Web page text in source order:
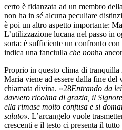
certo è fidanzata ad un membro
non ha in sé alcuna peculiare
è poi un altro aspetto importante:
L’utilizzazione lucana nel passo in
sorta: è sufficiente un confronto
indica una fanciulla che nonha
Proprio in questo clima di
Maria viene ad essere dalla fine
chiamata divina. «28Entrando da
davvero ricolma di grazia, il
ella rimase molto confusa e si
saluto». L’arcangelo vuole
crescenti e il testo ci presenta il